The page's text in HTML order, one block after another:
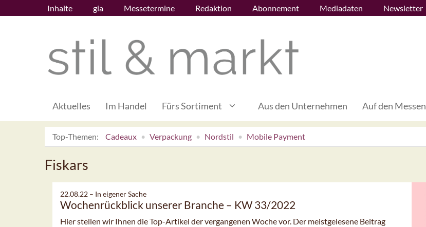
Inhalte gia Messetermine Redaktion Abonnement Mediadaten Newsletter
Aktuelles Im Handel Fürs Sortiment Aus den Unternehmen Auf den Messen
Top-Themen: Cadeaux Verpackung Nordstil Mobile Payment
Fiskars
22.08.22 – In eigener Sache
Wochenrückblick unserer Branche – KW 33/2022
Hier stellen wir Ihnen die Top-Artikel der vergangenen Woche vor. Der meistgelesene Beitrag